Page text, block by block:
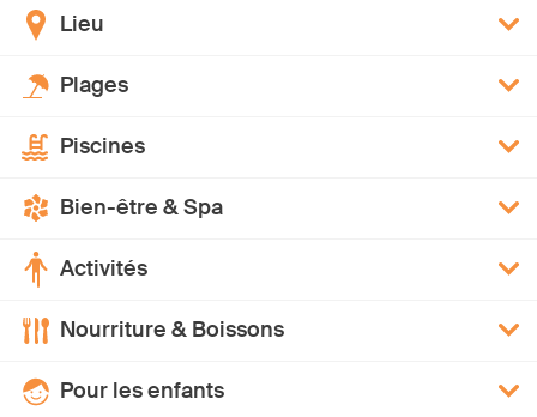
Lieu
Plages
Piscines
Bien-être & Spa
Activités
Nourriture & Boissons
Pour les enfants